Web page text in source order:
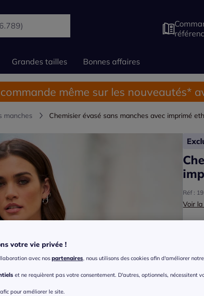
Grandes tailles Bonnes affaires
même sur les nouveautés*
manches Chemisier évasé sans manches avec imprimé
Réf :
Voir
votre vie privée !
avec nos partenaires, nous utilisons des cookies afin d'améliorer
et ne requièrent pas votre consentement. D'autres, optionnels, nécessitent
pour améliorer le site.